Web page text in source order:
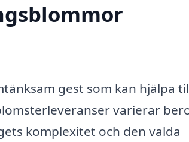
gest som kan hjälpa
varierar
komplexitet och den valda